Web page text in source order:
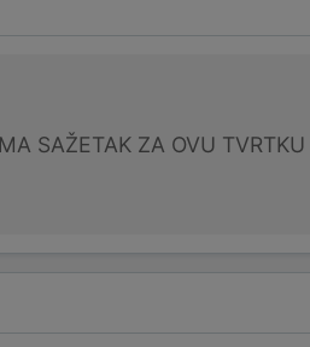
SAŽETAK ZA OVU TVRTKU